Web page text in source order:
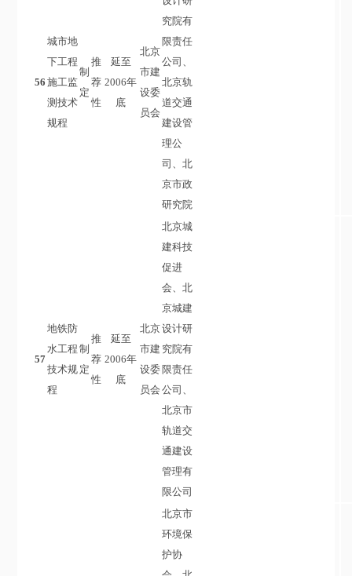
56
城市地
下工程
施工监
测技术
规程
制
定
推
荐
性
延至
2006年
底
北京
市建
设委
员会
究院有
限责任
公司、
北京轨
道交通
建设管
理公
司、北
京市政
研究院
57
地铁防
水工程
技术规
程
制
定
推
荐
性
延至
2006年
底
北京
市建
设委
员会
北京城
建科技
促进
会、北
京城建
设计研
究院有
限责任
公司、
北京市
轨道交
通建设
管理有
限公司
北京市
环境保
护协